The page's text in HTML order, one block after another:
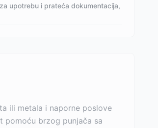
upotrebu i prateća dokumentacija,
ili metala i naporne poslove
pomoću brzog punjača sa